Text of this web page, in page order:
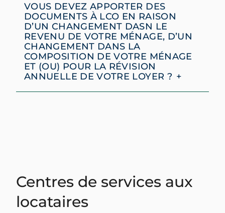
VOUS DEVEZ APPORTER DES
DOCUMENTS À LCO EN RAISON
D’UN CHANGEMENT DASN LE
REVENU DE VOTRE MÉNAGE, D’UN
CHANGEMENT DANS LA
COMPOSITION DE VOTRE MÉNAGE
ET (OU) POUR LA RÉVISION
ANNUELLE DE VOTRE LOYER ?
Centres de services aux
locataires